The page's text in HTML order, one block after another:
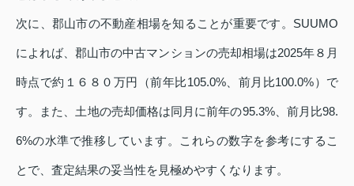
次に、郡山市の不動産相場を知ることが重要です。SUUMO
によれば、郡山市の中古マンションの売却相場は2025年８月
時点で約１６８０万円（前年比105.0%、前月比100.0%）で
す。また、土地の売却価格は同月に前年の95.3%、前月比98.
6%の水準で推移しています。これらの数字を参考にするこ
とで、査定結果の妥当性を見極めやすくなります。